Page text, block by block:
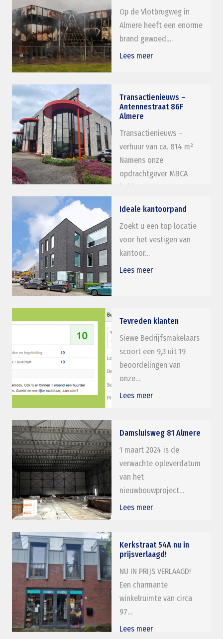
Op de Vlotbrugweg in
Almere heeft een enorme
brand gewoed,…
Lees meer
Transactienieuws –
Antennestraat 86F
Almere
Transactienieuws –
verhuur van ca. 814 m²
Namens onze
opdrachtgever MBCA
hebben…
Lees meer
Ideale kantoorpand
Zoekt u een top locatie
voor het vestigen van
kantoor…
Lees meer
Tevreden klanten
Siewe Bedrijfsmakelaars
scoort een 9,3 uit 19
beoordelingen van
onze…
Lees meer
Damsluisweg 81 Almere
1 maart 2024 is de
verwachte opleverdatum
van het
nieuwbouwproject…
Lees meer
Kerkstraat 54A nu in
prijsverlaagd!
NU IN PRIJS VERLAAGD!
Een charmante
winkelruimte van circa
97…
Lees meer